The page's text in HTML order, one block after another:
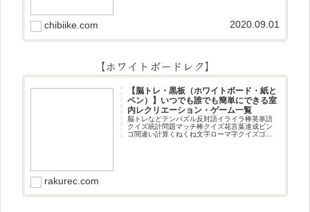
chibiike.com 2020.09.01
【ホワイトボードレク】
【脳トレ・黒板（ホワイトボード・紙と
ペン）】いつでも誰でも簡単にできる室
内レクリエーション・ゲーム一覧
脳トレなどテンパズル反対語イライラ棒英単語
クイズ統計問題マッチ棒クイズ花言葉達成ビン
ゴ間違い計算くねくね文字ローマ字クイズゴロ
rakurec.com